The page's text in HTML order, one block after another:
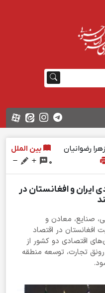
رضوانیان
بین الملل
0
ایران و افغانستان در
صنایع، معادن و
افغانستان در اقتصاد
اقتصادی دو کشور از
تجارت، توسعه منطقه